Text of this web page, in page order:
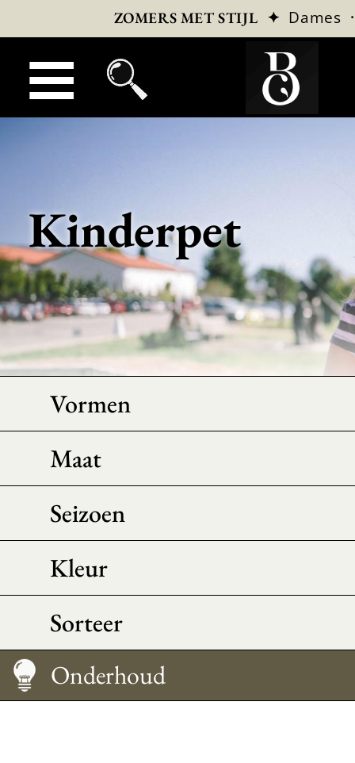
ZOMERS MET STIJL ✦ Dames
Kinderpet
Vormen
Maat
Seizoen
Kleur
Sorteer
Onderhoud
Morpho-advies